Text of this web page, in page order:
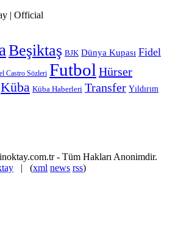
| Official
Beşiktaş BJK Dünya Kupası Fidel
Castro Sözleri Futbol Hürser
Küba Küba Haberleri Transfer Yıldırım
- Tüm Hakları Anonimdir.
| (xml news rss)